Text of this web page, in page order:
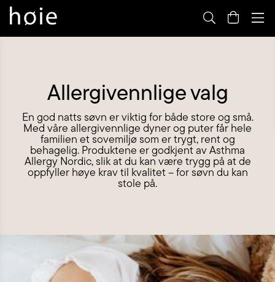
Allergivennlige valg
En god natts søvn er viktig for både store og små.
Med våre allergivennlige dyner og puter får hele
familien et sovemiljø som er trygt, rent og
behagelig. Produktene er godkjent av Asthma
Allergy Nordic, slik at du kan være trygg på at de
oppfyller høye krav til kvalitet – for søvn du kan
stole på.